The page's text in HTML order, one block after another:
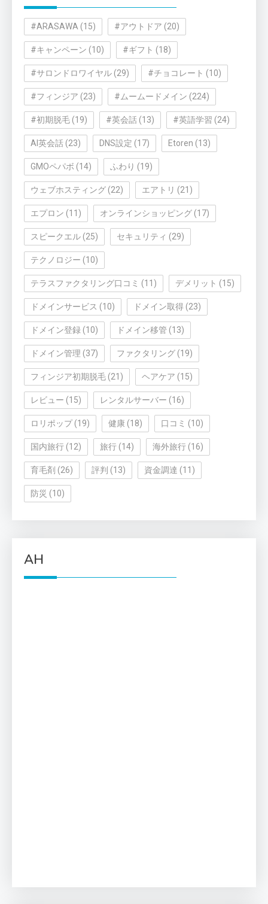
#ARASAWA (15) #アウトドア (20)
#キャンペーン (10) #ギフト (18)
#サロンドロワイヤル (29) #チョコレート (10)
#フィンジア (23) #ムームードメイン (224)
#初期脱毛 (19) #英会話 (13) #英語学習 (24)
AI英会話 (23) DNS設定 (17) Etoren (13)
GMOペパボ (14) ふわり (19)
ウェブホスティング (22) エアトリ (21)
エプロン (11) オンラインショッピング (17)
スピークエル (25) セキュリティ (29)
テクノロジー (10)
テラスファクタリング口コミ (11) デメリット (15)
ドメインサービス (10) ドメイン取得 (23)
ドメイン登録 (10) ドメイン移管 (13)
ドメイン管理 (37) ファクタリング (19)
フィンジア初期脱毛 (21) ヘアケア (15)
レビュー (15) レンタルサーバー (16)
ロリポップ(19) 健康 (18) 口コミ (10)
国内旅行 (12) 旅行 (14) 海外旅行 (16)
育毛剤 (26) 評判 (13) 資金調達 (11)
防災 (10)
AH